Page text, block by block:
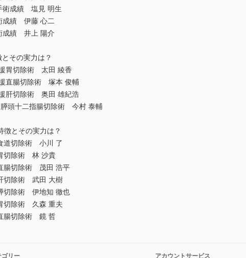
術成績 塩見 明生
成績 伊藤 心二
成績 井上 陽介
その実力は？
胃切除術 太田 綾香
直腸切除術 塚本 俊輔
肝切除術 奥田 雄紀浩
頭十二指腸切除術 今村 泰輔
とその実力は？
道切除術 小川 了
切除術 林 沙貴
腸切除術 茂田 浩平
切除術 武田 大樹
切除術 伊地知 徹也
切除術 久森 重夫
腸切除術 鏡 哲
ゴリー アカウントサービス